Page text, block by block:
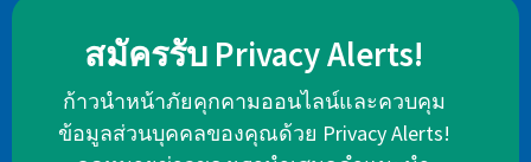
สมัครรับ Privacy Alerts!
ก้าวนำหน้าภัยคุกคามออนไลน์และควบคุม
ข้อมูลส่วนบุคคลของคุณด้วย Privacy Alerts!